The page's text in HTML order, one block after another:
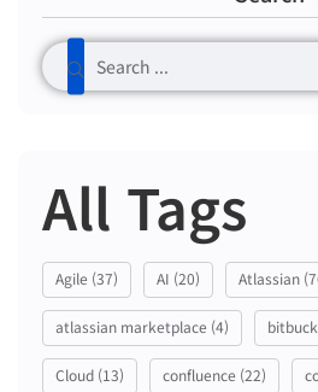
All Tags
Agile (37) AI (20) Atlassian
atlassian marketplace (4)
Cloud (13) confluence (22)